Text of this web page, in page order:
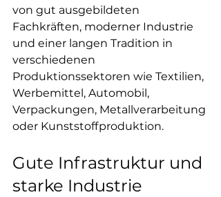
von gut ausgebildeten
Fachkräften, moderner Industrie
und einer langen Tradition in
verschiedenen
Produktionssektoren wie Textilien,
Werbemittel, Automobil,
Verpackungen, Metallverarbeitung
oder Kunststoffproduktion.
Gute Infrastruktur und
starke Industrie